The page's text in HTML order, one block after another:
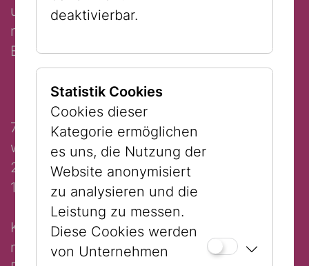
und Papier entstehen eure Entwürfe für ein
neues Museum im Museum – ganz wie es
EUCH gefällt!
7.-10.7. / 14.-17.7. In Kooperation mit dem
wienXtra Ferienspiel
21.-25.7. In Kooperation mit dem Ferienspiel
1. Bezirk
Kinder
mit ferienspiel-Pass: 3,00 Euro
deaktivierbar.
Statistik Cookies
Cookies dieser
Kategorie ermöglichen
es uns, die Nutzung der
Website anonymisiert
zu analysieren und die
Leistung zu messen.
Diese Cookies werden
von Unternehmen